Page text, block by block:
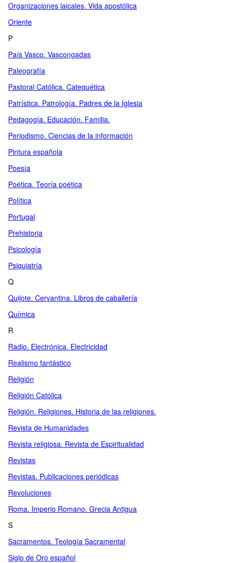
Organizaciones laicales. Vida apostólica
Oriente
P
País Vasco. Vascongadas
Paleografía
Pastoral Católica. Catequética
Patrística. Patrología. Padres de la Iglesia
Pedagogía. Educación. Familia.
Periodismo. Ciencias de la información
Pintura española
Poesía
Poética. Teoría poética
Política
Portugal
Prehistoria
Psicología
Psiquiatría
Q
Quijote. Cervantina. Libros de caballería
Química
R
Radio. Electrónica. Electricidad
Realismo fantástico
Religión
Religión Católica
Religión. Religiones. Historia de las religiones.
Revista de Humanidades
Revista religiosa. Revista de Espiritualidad
Revistas
Revistas. Publicaciones periódicas
Revoluciones
Roma. Imperio Romano. Grecia Antigua
S
Sacramentos. Teología Sacramental
Siglo de Oro español